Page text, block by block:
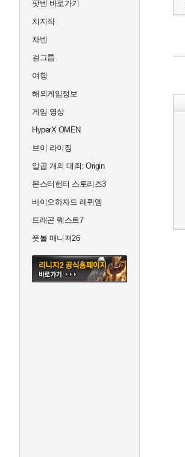
팟벤 바로가기
치지직
차벤
걸그룹
여행
해외게임정보
게임 영상
HyperX OMEN
브이 라이징
일곱 개의 대죄: Origin
몬스터헌터 스토리즈3
바이오하자드 레퀴엠
드래곤 퀘스트7
풋볼 매니저26